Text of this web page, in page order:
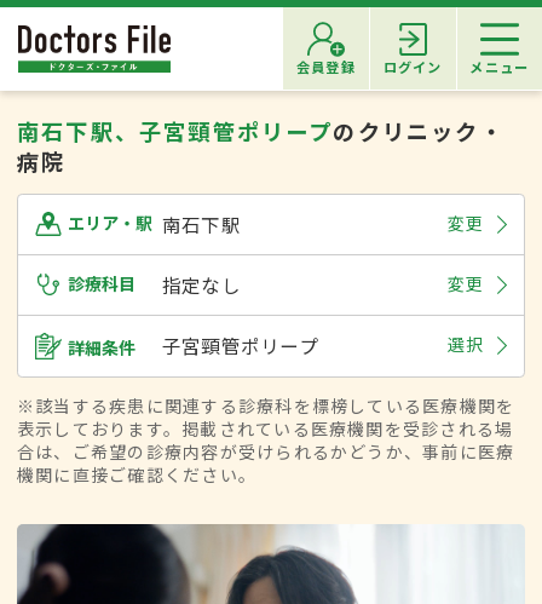
会員登録 ログイン メニュー
南石下駅、子宮頸管ポリープのクリニック・
病院
エリア・駅 南石下駅 変更
診療科目 指定なし 変更
詳細条件 子宮頸管ポリープ 選択
※該当する疾患に関連する診療科を標榜している医療機関を
表示しております。掲載されている医療機関を受診される場
合は、ご希望の診療内容が受けられるかどうか、事前に医療
機関に直接ご確認ください。